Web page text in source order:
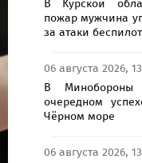
В Курской
пожар мужчина
за атаки
06 августа 2026,
В
очередном
Чёрном море
06 августа 2026,